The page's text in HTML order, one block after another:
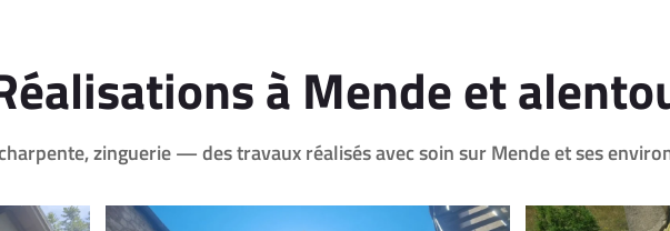
à Mende et
zinguerie — des travaux réalisés avec soin sur Mende et ses